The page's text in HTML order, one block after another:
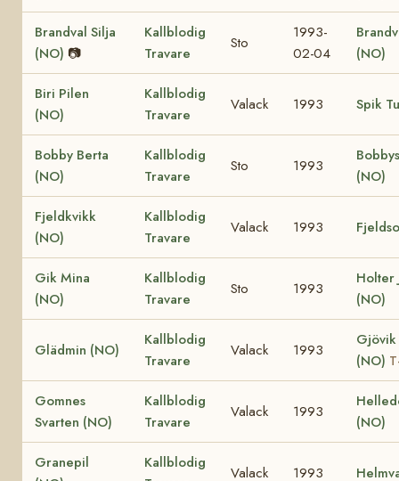
Brandval Silja
(NO) 📷
Kallblodig
Travare
Sto
1993-
02-04
(NO)
Biri Pilen
(NO)
Kallblodig
Travare
Valack 1993 Spik
Bobby Berta
(NO)
Kallblodig
Travare
Sto 1993
(NO)
Fjeldkvikk
(NO)
Kallblodig
Travare
Valack 1993
Gik Mina
(NO)
Kallblodig
Travare
Sto 1993
Holter
(NO)
Glädmin (NO)
Kallblodig
Travare
Valack 1993
(NO)
Gomnes
Svarten (NO)
Kallblodig
Travare
Valack 1993
(NO)
Granepil
Kallblodig
Valack 1993